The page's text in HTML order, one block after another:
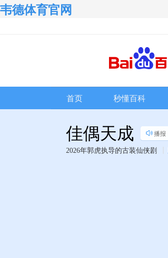
韦德体育官网
首页 秒懂百科
佳偶天成 播报
2026年郭虎执导的古装仙侠剧